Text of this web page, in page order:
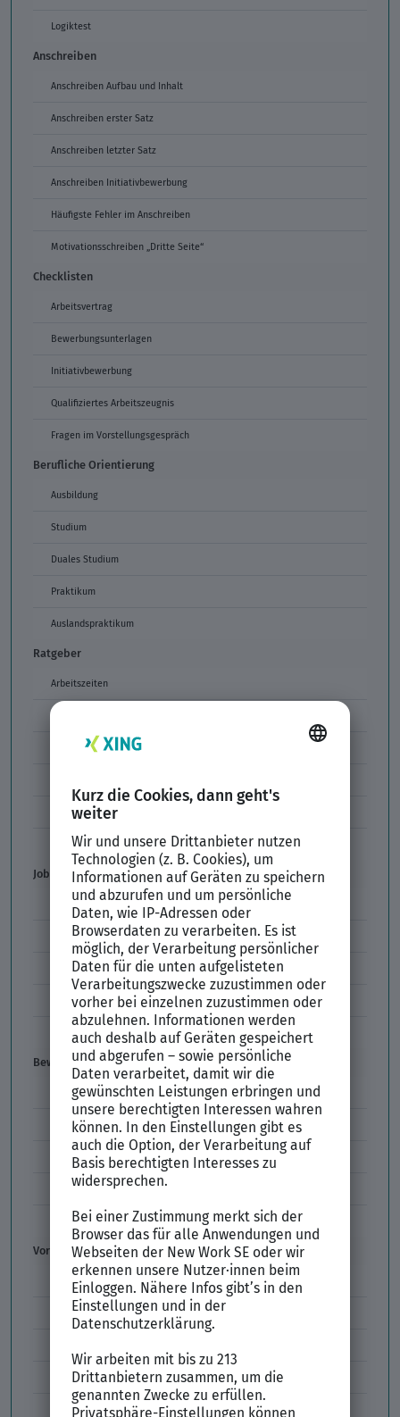
Logiktest
Anschreiben
Anschreiben Aufbau und Inhalt
Anschreiben erster Satz
Anschreiben letzter Satz
Anschreiben Initiativbewerbung
Häufigste Fehler im Anschreiben
Motivationsschreiben „Dritte Seite“
Checklisten
Arbeitsvertrag
Bewerbungsunterlagen
Initiativbewerbung
Qualifiziertes Arbeitszeugnis
Fragen im Vorstellungsgespräch
Berufliche Orientierung
Ausbildung
Studium
Duales Studium
Praktikum
Auslandspraktikum
Ratgeber
Arbeitszeiten
Formulierungen im Arbeitszeugnis
Unbefristeter Arbeitsvertrag
Der XING Bewerbungsratgeber
Job & Karriere
Arbeitsvertrag
Codes im Arbeitszeugnis
Kündigung
Einstiegsgehalt
Gehaltswunsch
Bewerbung
E-Mail-Bewerbung
Anlagen und Zeugnisse
Initiativbewerbung
Interne Bewerbung
Empfehlungsschreiben
Vorstellungsgespräch
Vorstellungsgespräch Fragen
Schwächen im Vorstellungsgespräch
Vorbereitung Vorstellungsgespräch
Vorstellungsgespräch per Skype